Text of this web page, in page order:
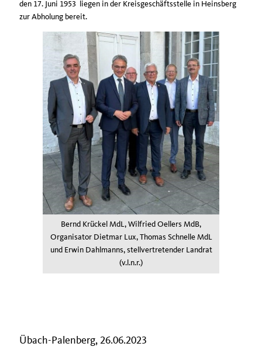
den 17. Juni 1953 liegen in der Kreisgeschäftsstelle in Heinsberg
zur Abholung bereit.
Bernd Krückel MdL, Wilfried Oellers MdB,
Organisator Dietmar Lux, Thomas Schnelle MdL
und Erwin Dahlmanns, stellvertretender Landrat
(v.l.n.r.)
Übach-Palenberg, 26.06.2023